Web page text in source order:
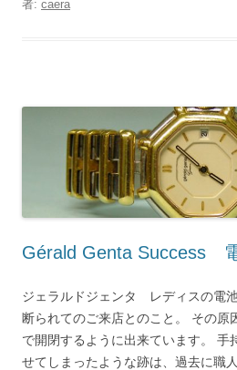
者: caera
Gérald Genta Success
ジェラルドジェンタ レディスの電
断られてのご来店とのこと。 その原
で開閉するように出来ています。 手
せてしまったような跡は、過去に職